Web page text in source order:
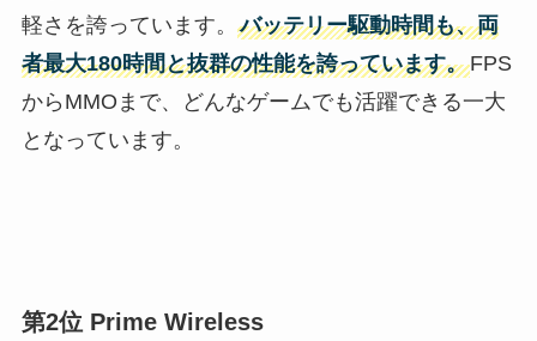
軽さを誇っています。 バッテリー駆動時間も、両
者最大180時間と抜群の性能を誇っています。FPS
からMMOまで、どんなゲームでも活躍できる一大
となっています。
第2位 Prime Wireless